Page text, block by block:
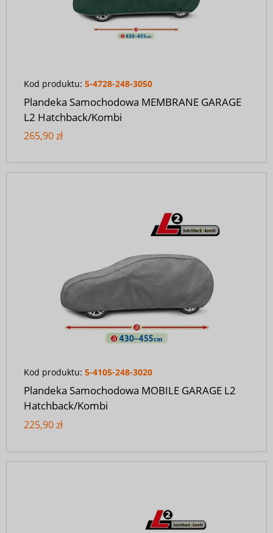
Kod produktu: 5-4728-248-3050
Plandeka Samochodowa MEMBRANE GARAGE
L2 Hatchback/Kombi
265,90 zł
Kod produktu: 5-4105-248-3020
Plandeka Samochodowa MOBILE GARAGE L2
Hatchback/Kombi
225,90 zł